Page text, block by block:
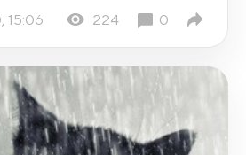
15:06 224 0